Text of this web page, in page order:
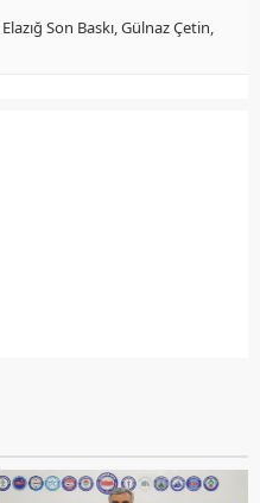
Elazığ Son Baskı,Gülnaz Çetin,